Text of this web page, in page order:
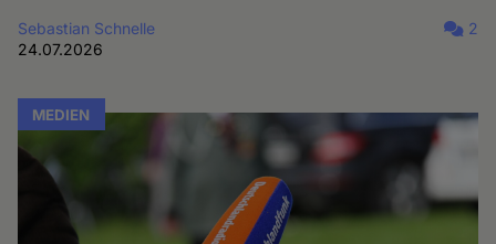
Sebastian Schnelle
24.07.2026
2
MEDIEN